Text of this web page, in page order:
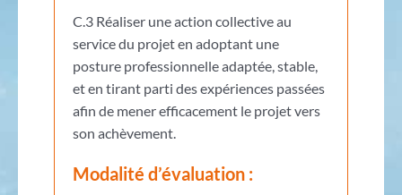
C.3 Réaliser une action collective au
service du projet en adoptant une
posture professionnelle adaptée, stable,
et en tirant parti des expériences passées
afin de mener efficacement le projet vers
son achèvement.
Modalité d’évaluation :